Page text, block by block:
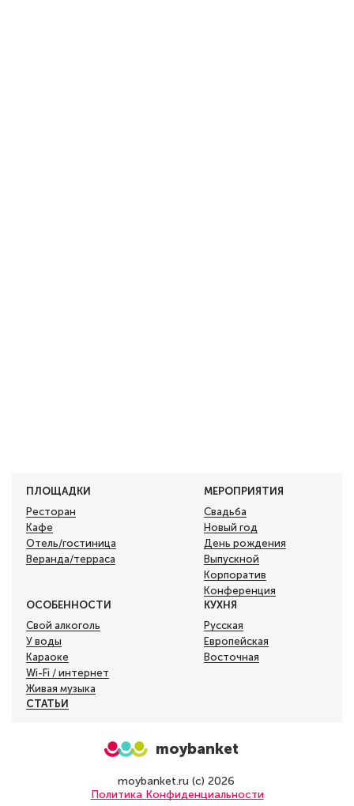
ПЛОЩАДКИ
Ресторан
Кафе
Отель/гостиница
Веранда/терраса
МЕРОПРИЯТИЯ
Свадьба
Новый год
День рождения
Выпускной
Корпоратив
Конференция
ОСОБЕННОСТИ
Свой алкоголь
У воды
Караоке
Wi-Fi / интернет
Живая музыка
КУХНЯ
Русская
Европейская
Восточная
СТАТЬИ
moybanket
moybanket.ru (с) 2026
Политика Конфиденциальности